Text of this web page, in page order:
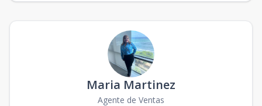
Maria Martinez
Agente de Ventas